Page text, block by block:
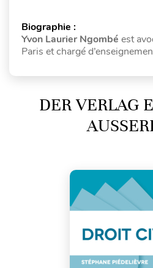
Biographie :
Yvon Laurier Ngombé est
Paris et chargé
DER VERLAG